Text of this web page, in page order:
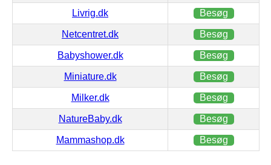
Livrig.dk Besøg
Netcentret.dk Besøg
Babyshower.dk Besøg
Miniature.dk Besøg
Milker.dk Besøg
NatureBaby.dk Besøg
Mammashop.dk Besøg